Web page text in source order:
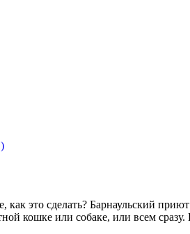
это сделать? Барнаульский
кошке или собаке, или всем